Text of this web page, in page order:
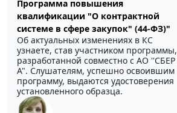
Программа повышения
квалификации "О контрактной
системе в сфере закупок" (44-ФЗ)"
Об актуальных изменениях в КС
узнаете, став участником программы,
разработанной совместно с АО ''СБЕР
А". Слушателям, успешно освоившим
программу, выдаются удостоверения
установленного образца.